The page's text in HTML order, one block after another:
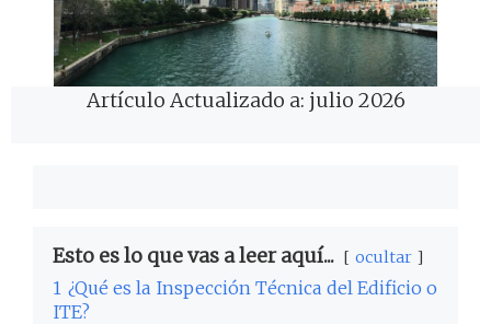
Artículo Actualizado a: julio 2026
Esto es lo que vas a leer aquí... ocultar
1 ¿Qué es la Inspección Técnica del Edificio o
ITE?